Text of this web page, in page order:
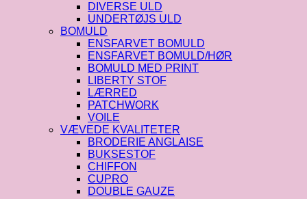
DIVERSE ULD
UNDERTØJS ULD
BOMULD
ENSFARVET BOMULD
ENSFARVET BOMULD/HØR
BOMULD MED PRINT
LIBERTY STOF
LÆRRED
PATCHWORK
VOILE
VÆVEDE KVALITETER
BRODERIE ANGLAISE
BUKSESTOF
CHIFFON
CUPRO
DOUBLE GAUZE